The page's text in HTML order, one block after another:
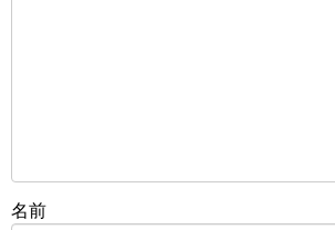
名前